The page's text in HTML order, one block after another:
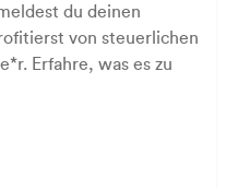
du deinen
von steuerlichen
Erfahre, was es zu